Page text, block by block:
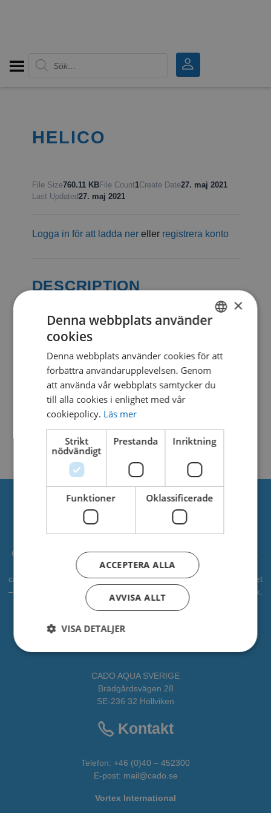
Produktsökning
HELICO
File Size760.11 KBFile Count1Create Date27. maj 2021
Last Updated27. maj 2021
Logga in för att ladda nereller registrera konto
DESCRIPTION
SIMILAR DOWNLOADS
No related download found!
Kjell Parmborn Updated 27. maj 2021
Om oss
CADO är en professionell leverantör av vattenlek, lekplatser mm.
Vi har levererat vattenlek till kommuner, djurparker och
campingplatser. Vi vill bidra som en partner i alla faser av projektet
– från idé till verklighet. CADOAQUA är vår avdelning för vattenlek.
All fakta om CADO får du HÄR
CADO AQUA SVERIGE
Brädgårdsvägen 28
SE-236 32 Höllviken
Kontakt
Telefon: +46 (0)40 – 452300
E-post: mail@cado.se
Vortex International
DANISH
×
Denna webbplats använder
cookies
Denna webbplats använder cookies för att
förbättra användarupplevelsen. Genom
att använda vår webbplats samtycker du
till alla cookies i enlighet med vår
cookiepolicy. Läs mer
Strikt
nödvändigt
Prestanda Inriktning
Funktioner Oklassificerade
ACCEPTERA ALLA
AVVISA ALLT
VISA DETALJER